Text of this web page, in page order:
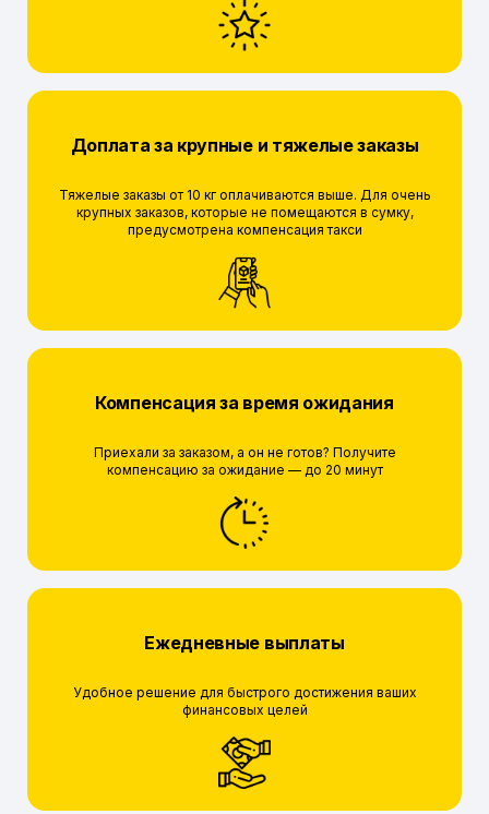
Доплата за крупные и тяжелые заказы
Тяжелые заказы от 10 кг оплачиваются выше. Для очень
крупных заказов, которые не помещаются в сумку,
предусмотрена компенсация такси
Компенсация за время ожидания
Приехали за заказом, а он не готов? Получите
компенсацию за ожидание — до 20 минут
Ежедневные выплаты
Удобное решение для быстрого достижения ваших
финансовых целей